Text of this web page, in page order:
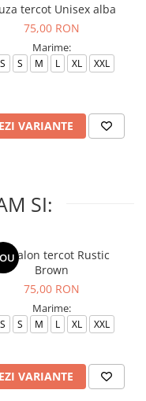
tercot Unisex alba
75,00 RON
Marime:
S M L XL XXL
VARIANTE
SI:
tercot Rustic
Brown
75,00 RON
Marime:
S M L XL XXL
VARIANTE